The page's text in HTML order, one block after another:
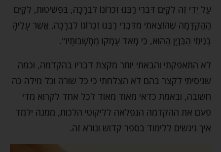
עַל יְדֵי זֶה לְקַיֵּם דִּבְרֵי רַבֵּנוּ זִכְרוֹנוֹ לִבְרָכָה, בִּפְשִׁיטוּת, לְקַיֵּם
הַהַקְדָּמָה שֶׁהוֹצֵאתִי מִדִּבְרֵי רַבֵּנוּ זִכְרוֹנוֹ לִבְרָכָה, אֲשֶׁר עָלֶיהָ
בָּנִיתִי הַבִּנְיָן הַהוּא, כִּי מְאֹד עָמְקוּ מַחְשְׁבוֹתָיו".
לא התאפקתי והבאתי יותר מקצת דבריו בהקדמה, וכמה
שניסיתי לקצר בהם לא הצלחתי כי כל שורה וכל מילה כה
חשובה, ובאמת כדאי מאוד מאוד לכל אחד לקרוא מדי
פעם את ההקדמה הנפלאה לליקוטי הלכות, ממנה ילמד
איך ניגשים ללימוד בספר קדוש ונורא זה.